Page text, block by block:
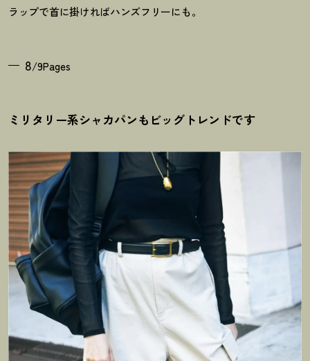
ラップで首に掛ければハンズフリーにも。
8/9Pages
ミリタリー系シャカパンもビッグトレンドです